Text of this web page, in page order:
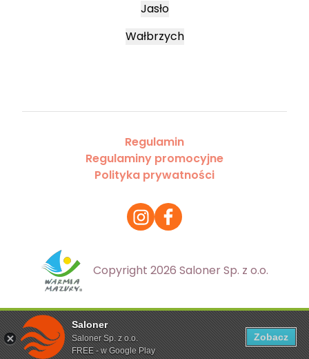
Saloner
Saloner Sp. z o.o.
FREE - w Google Play
Zobacz
Ta strona korzysta z plików cookies. Aby dowiedzieć się
więcej zapoznaj się zpolityką prywatności
Jasło
Wałbrzych
Regulamin
Regulaminy promocyjne
Polityka prywatności
Copyright 2026 Saloner Sp. z o.o.